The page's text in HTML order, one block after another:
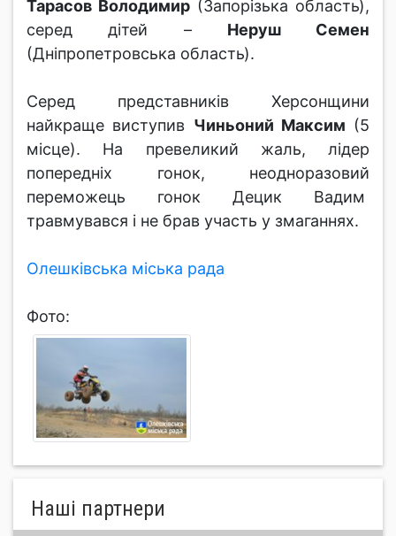
Тарасов Володимир (Запорізька область),
серед дітей – Неруш Семен
(Дніпропетровська область).
Серед представників Херсонщини
найкраще виступив Чиньоний Максим (5
місце). На превеликий жаль, лідер
попередніх гонок, неодноразовий
переможець гонок Децик Вадим
травмувався і не брав участь у змаганнях.
Олешківська міська рада
Фото:
Нашi партнери